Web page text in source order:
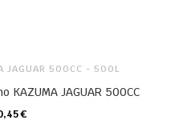
JAGUAR 500CC - 500L
KAZUMA JAGUAR 500CC
€